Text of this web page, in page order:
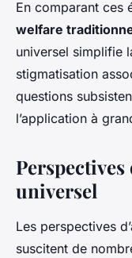
En comparant ces
welfare
universel simplifie
stigmatisation
questions
l’application à
Perspectives
universel
Les perspectives
suscitent de